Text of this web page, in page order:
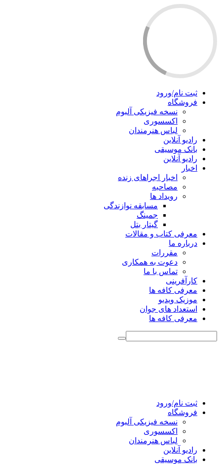
ثبت نام/ورود
فروشگاه
نسخه فیزیکی آلبوم
اکسسوری
لباس هنرمندان
رادیو آنلاین
بانک موسیقی
رادیو آنلاین
اخبار
اخبار اجراهای زنده
مصاحبه
رویداد ها
مسابقه نوازندگی
جمینگ
گیتار بتل
معرفی کتاب و مقالات
درباره ما
مقررات
دعوت به همکاری
تماس با ما
کارآفرینی
معرفی کافه ها
موزیک ویدیو
استعداد های جوان
معرفی کافه ها
ثبت نام/ورود
فروشگاه
نسخه فیزیکی آلبوم
اکسسوری
لباس هنرمندان
رادیو آنلاین
بانک موسیقی